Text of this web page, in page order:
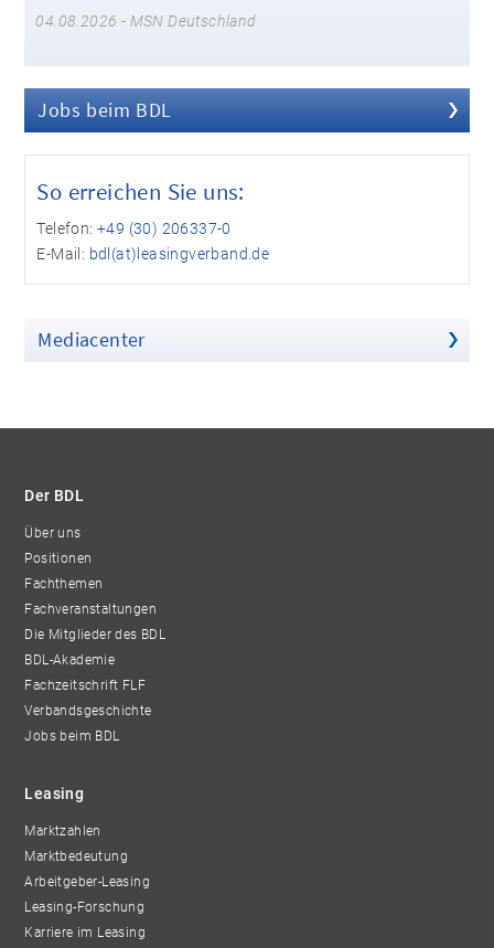
Jobs beim BDL
So erreichen Sie uns:
Telefon: +49 (30) 206337-0
E-Mail: bdl(at)leasingverband.de
Mediacenter
Der BDL
Über uns
Positionen
Fachthemen
Fachveranstaltungen
Die Mitglieder des BDL
BDL-Akademie
Fachzeitschrift FLF
Verbandsgeschichte
Jobs beim BDL
Leasing
Marktzahlen
Marktbedeutung
Arbeitgeber-Leasing
Leasing-Forschung
Karriere im Leasing